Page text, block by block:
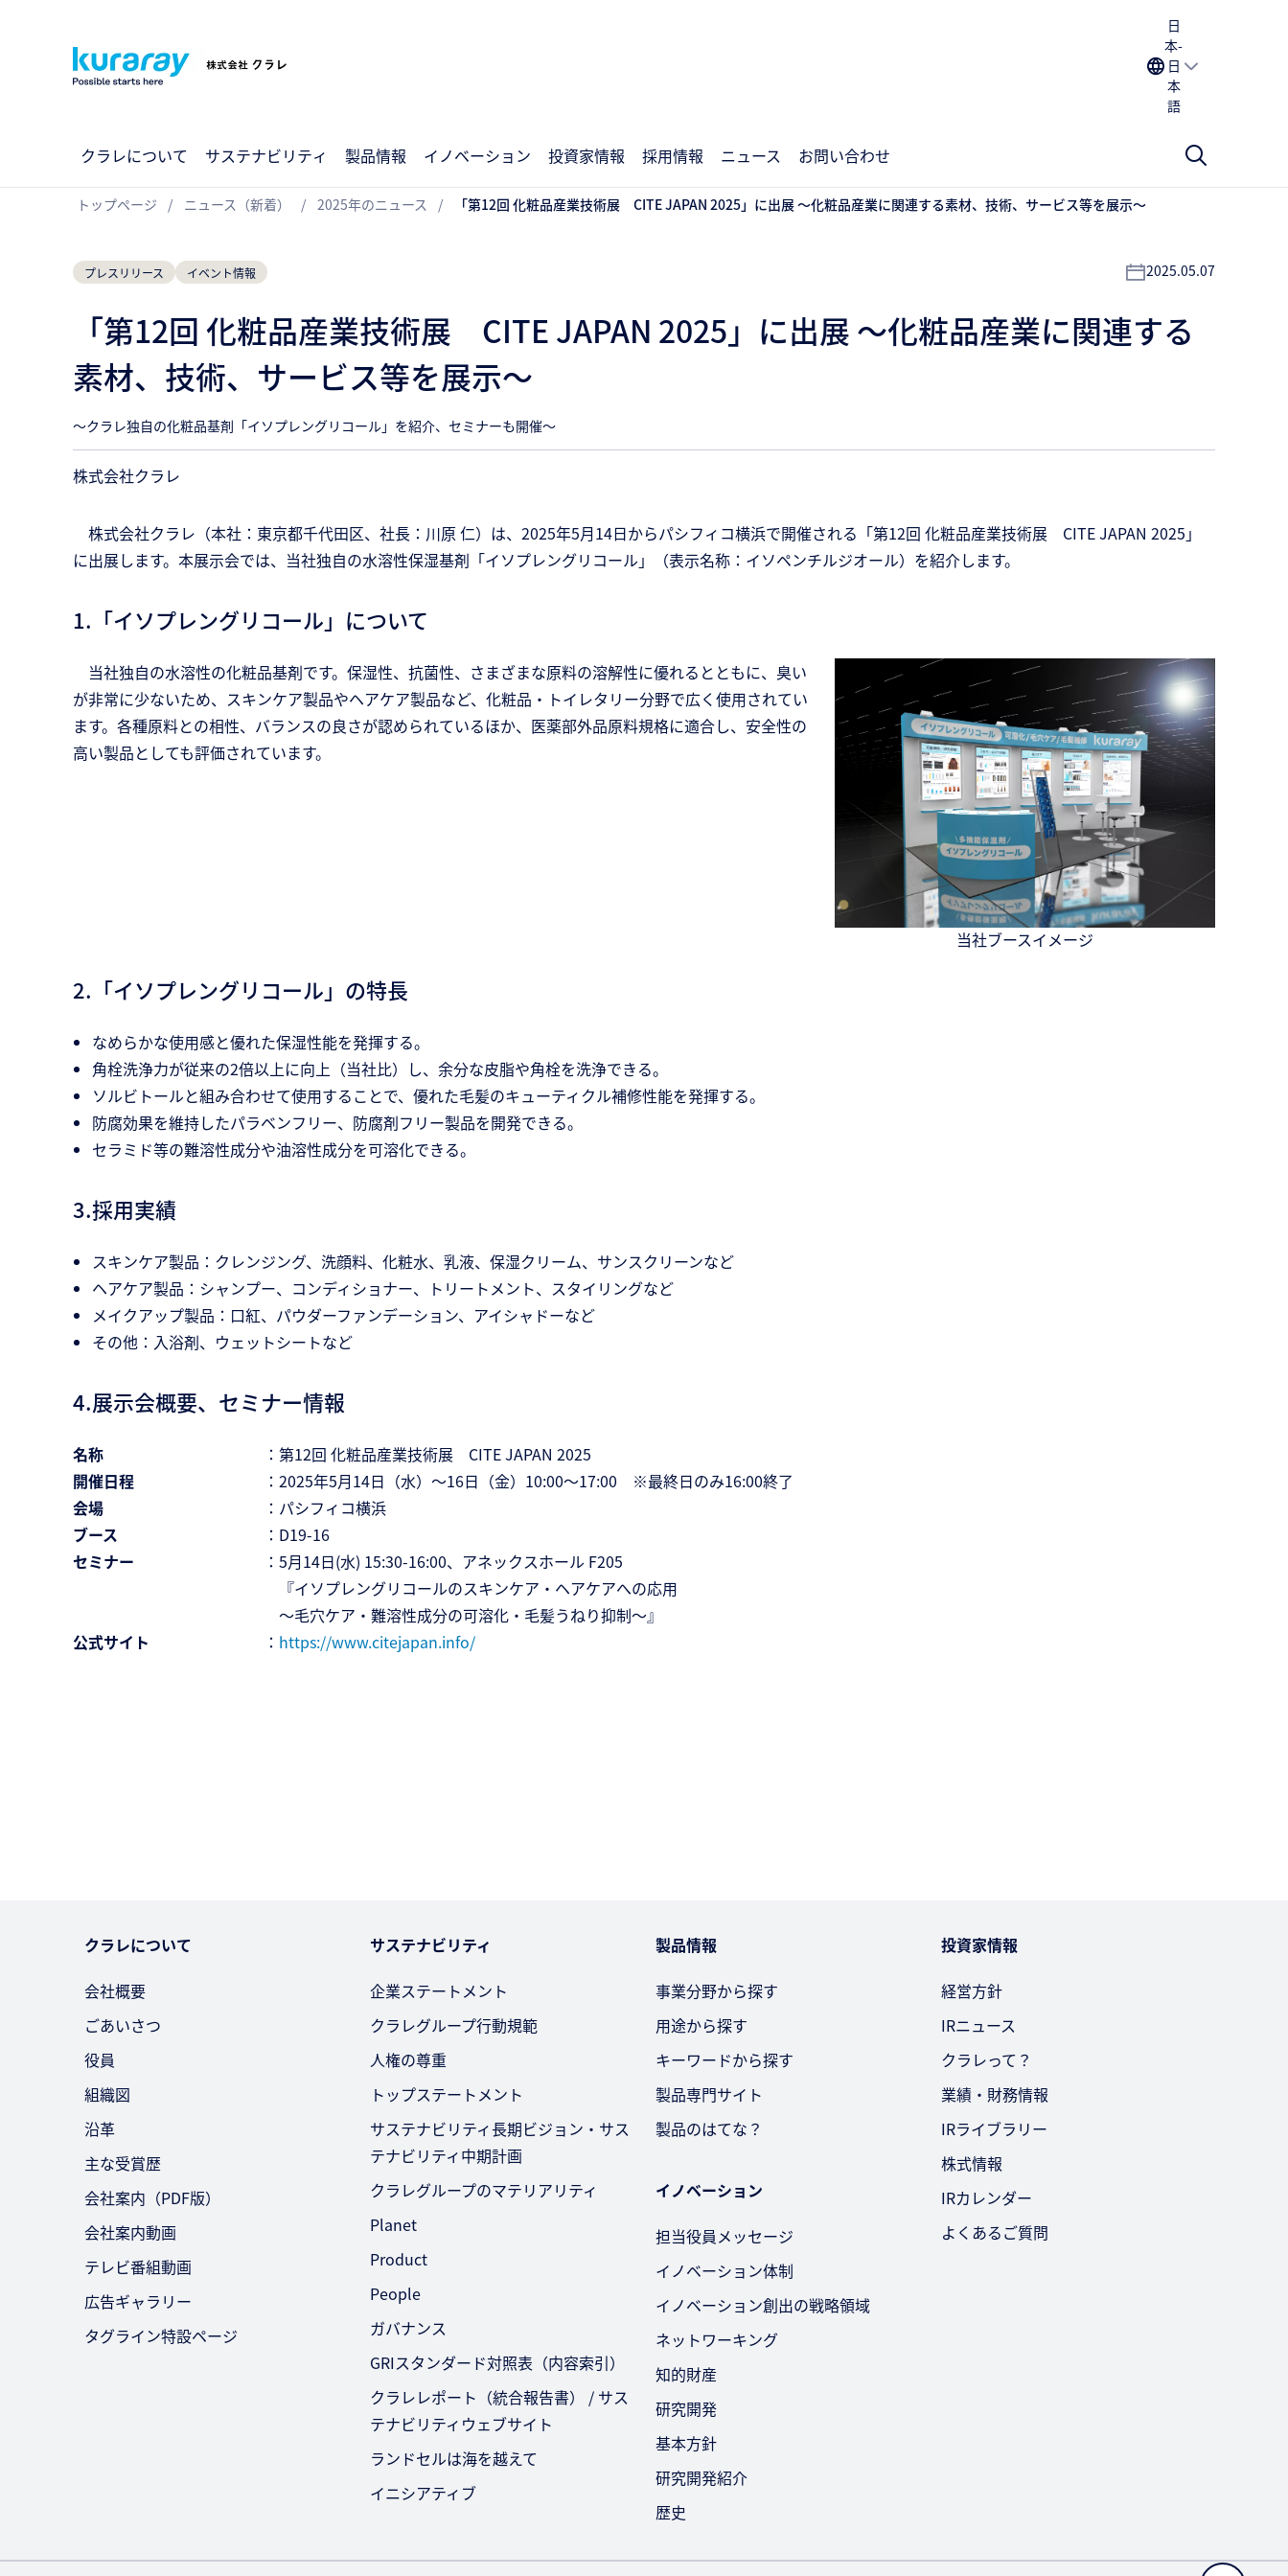
日
本-
日
本
語
クラレについて サステナビリティ 製品情報 イノベーション 投資家情報 採用情報 ニュース お問い合わせ
トップページ ニュース（新着） 2025年のニュース 「第12回 化粧品産業技術展 CITE JAPAN 2025」に出展 ～化粧品産業に関連する素材、技術、サービス等を展示～
プレスリリース イベント情報 2025.05.07
「第12回 化粧品産業技術展 CITE JAPAN 2025」に出展 ～化粧品産業に関連する
素材、技術、サービス等を展示～
～クラレ独自の化粧品基剤「イソプレングリコール」を紹介、セミナーも開催～
株式会社クラレ
株式会社クラレ（本社：東京都千代田区、社長：川原 仁）は、2025年5月14日からパシフィコ横浜で開催される「第12回 化粧品産業技術展 CITE JAPAN 2025」
に出展します。本展示会では、当社独自の水溶性保湿基剤「イソプレングリコール」（表示名称：イソペンチルジオール）を紹介します。
1.「イソプレングリコール」について
当社独自の水溶性の化粧品基剤です。保湿性、抗菌性、さまざまな原料の溶解性に優れるとともに、臭い
が非常に少ないため、スキンケア製品やヘアケア製品など、化粧品・トイレタリー分野で広く使用されてい
ます。各種原料との相性、バランスの良さが認められているほか、医薬部外品原料規格に適合し、安全性の
高い製品としても評価されています。
当社ブースイメージ
2.「イソプレングリコール」の特長
なめらかな使用感と優れた保湿性能を発揮する。
角栓洗浄力が従来の2倍以上に向上（当社比）し、余分な皮脂や角栓を洗浄できる。
ソルビトールと組み合わせて使用することで、優れた毛髪のキューティクル補修性能を発揮する。
防腐効果を維持したパラベンフリー、防腐剤フリー製品を開発できる。
セラミド等の難溶性成分や油溶性成分を可溶化できる。
3.採用実績
スキンケア製品：クレンジング、洗顔料、化粧水、乳液、保湿クリーム、サンスクリーンなど
ヘアケア製品：シャンプー、コンディショナー、トリートメント、スタイリングなど
メイクアップ製品：口紅、パウダーファンデーション、アイシャドーなど
その他：入浴剤、ウェットシートなど
4.展示会概要、セミナー情報
名称
：第12回 化粧品産業技術展 CITE JAPAN 2025
開催日程
：2025年5月14日（水）～16日（金）10:00～17:00 ※最終日のみ16:00終了
会場
：パシフィコ横浜
ブース
：D19-16
セミナー
：5月14日(水) 15:30-16:00、アネックスホール F205
『イソプレングリコールのスキンケア・ヘアケアへの応用
～毛穴ケア・難溶性成分の可溶化・毛髪うねり抑制～』
公式サイト
： https://www.citejapan.info/
クラレについて
会社概要
ごあいさつ
役員
組織図
沿革
主な受賞歴
会社案内（PDF版）
会社案内動画
テレビ番組動画
広告ギャラリー
タグライン特設ページ
サステナビリティ
企業ステートメント
クラレグループ行動規範
人権の尊重
トップステートメント
サステナビリティ長期ビジョン・サス
テナビリティ中期計画
クラレグループのマテリアリティ
Planet
Product
People
ガバナンス
GRIスタンダード対照表（内容索引）
クラレレポート（統合報告書） / サス
テナビリティウェブサイト
ランドセルは海を越えて
イニシアティブ
製品情報
事業分野から探す
用途から探す
キーワードから探す
製品専門サイト
製品のはてな？
イノベーション
担当役員メッセージ
イノベーション体制
イノベーション創出の戦略領域
ネットワーキング
知的財産
研究開発
基本方針
研究開発紹介
歴史
投資家情報
経営方針
IRニュース
クラレって？
業績・財務情報
IRライブラリー
株式情報
IRカレンダー
よくあるご質問